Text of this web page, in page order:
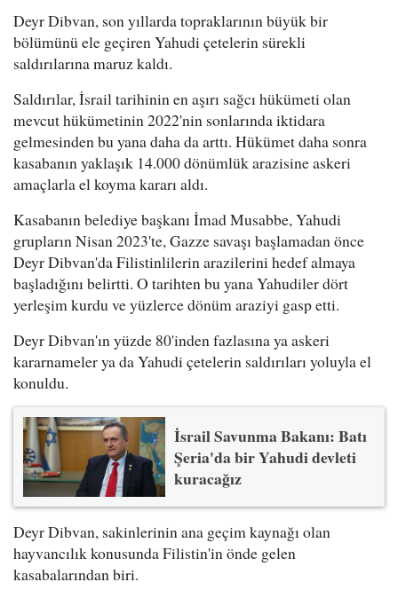
Deyr Dibvan, son yıllarda topraklarının büyük bir
bölümünü ele geçiren Yahudi çetelerin sürekli
saldırılarına maruz kaldı.
Saldırılar, İsrail tarihinin en aşırı sağcı hükümeti olan
mevcut hükümetinin 2022'nin sonlarında iktidara
gelmesinden bu yana daha da arttı. Hükümet daha sonra
kasabanın yaklaşık 14.000 dönümlük arazisine askeri
amaçlarla el koyma kararı aldı.
Kasabanın belediye başkanı İmad Musabbe, Yahudi
grupların Nisan 2023'te, Gazze savaşı başlamadan önce
Deyr Dibvan'da Filistinlilerin arazilerini hedef almaya
başladığını belirtti. O tarihten bu yana Yahudiler dört
yerleşim kurdu ve yüzlerce dönüm araziyi gasp etti.
Deyr Dibvan'ın yüzde 80'inden fazlasına ya askeri
kararnameler ya da Yahudi çetelerin saldırıları yoluyla el
konuldu.
İsrail Savunma Bakanı: Batı
Şeria'da bir Yahudi devleti
kuracağız
Deyr Dibvan, sakinlerinin ana geçim kaynağı olan
hayvancılık konusunda Filistin'in önde gelen
kasabalarından biri.